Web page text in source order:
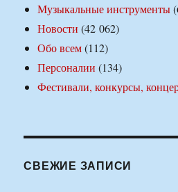
Музыкальные инструменты
Новости (42 062)
Обо всем(112)
Персоналии (134)
Фестивали, конкурсы,
СВЕЖИЕ ЗАПИСИ